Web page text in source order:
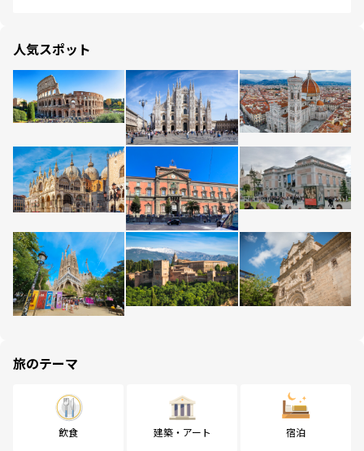
人気スポット
旅のテーマ
飲食 建築・アート 宿泊